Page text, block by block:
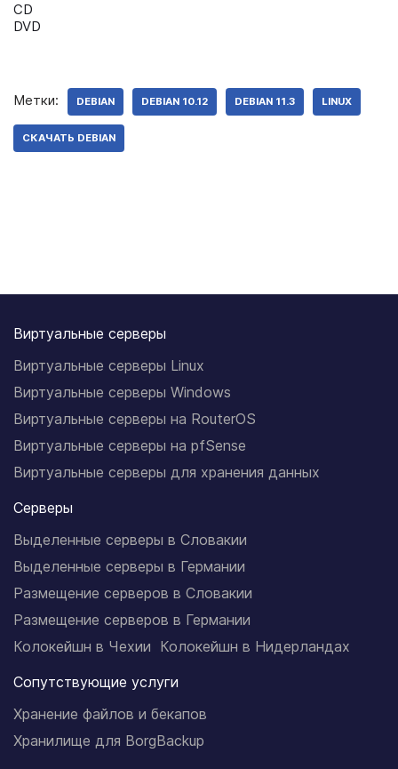
CD
DVD
Метки: DEBIAN DEBIAN 10.12 DEBIAN 11.3 LINUX
СКАЧАТЬ DEBIAN
Виртуальные серверы
Виртуальные серверы Linux
Виртуальные серверы Windows
Виртуальные серверы на RouterOS
Виртуальные серверы на pfSense
Виртуальные серверы для хранения данных
Серверы
Выделенные серверы в Словакии
Выделенные серверы в Германии
Размещение серверов в Словакии
Размещение серверов в Германии
Колокейшн в Чехии Колокейшн в Нидерландах
Сопутствующие услуги
Хранение файлов и бекапов
Хранилище для BorgBackup